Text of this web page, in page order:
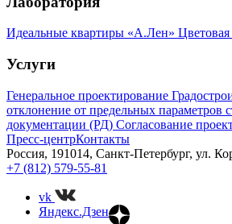
Идеальные квартиры «А.Лен»
Услуги
Генеральное проектирование
отклонение от предельных параметров
документации (РД) Согласование
Пресс-центрКонтакты
Россия, 191014, Санкт-Петербург, ул.
+7 (812) 579-55-81
vk
Яндекс.Дзен